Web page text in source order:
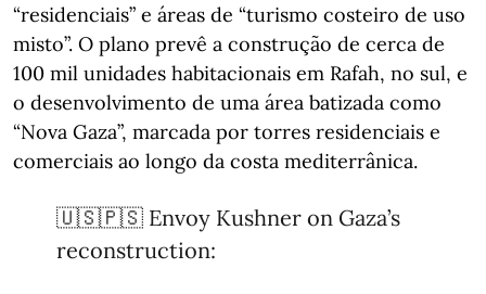
“residenciais” e áreas de “turismo costeiro de uso
misto”. O plano prevê a construção de cerca de
100 mil unidades habitacionais em Rafah, no sul, e
o desenvolvimento de uma área batizada como
“Nova Gaza”, marcada por torres residenciais e
comerciais ao longo da costa mediterrânica.
🇺🇸🇵🇸 Envoy Kushner on Gaza’s
reconstruction: